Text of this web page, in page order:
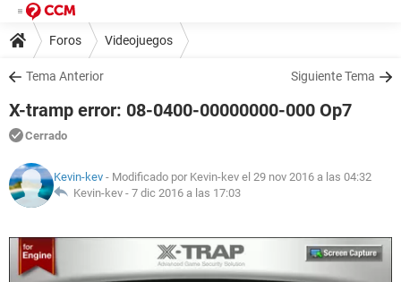
Foros Videojuegos
Tema Anterior Siguiente Tema
X-tramp error: 08-0400-00000000-000 Op7
Cerrado
Kevin-kev - Modificado por Kevin-kev el 29 nov 2016 a las 04:32
Kevin-kev - 7 dic 2016 a las 17:03